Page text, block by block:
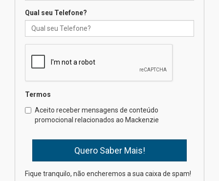
calouros do segundo semestre
04.08.2026
Brasília prepara seus
estudantes para o PAS antes
mesmo do Ensino Médio
na educação dos filhos além da
Qual seu Telefone?
Termos
Aceito receber mensagens de conteúdo
promocional relacionados ao Mackenzie
Fique tranquilo, não encheremos a sua caixa de spam!